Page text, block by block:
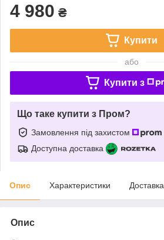
4 980 ₴
Купити
або
Купити з
Що таке купити з Пром?
Замовлення під захистом
Доступна доставка
Опис Характеристики Доставка
Опис